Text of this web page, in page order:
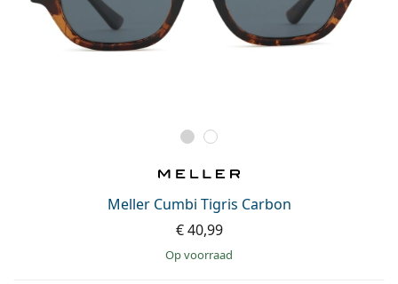
Meller Cumbi Tigris Carbon
€ 40,99
op voorraad